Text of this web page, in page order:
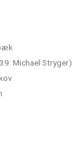
Michael Stryger)